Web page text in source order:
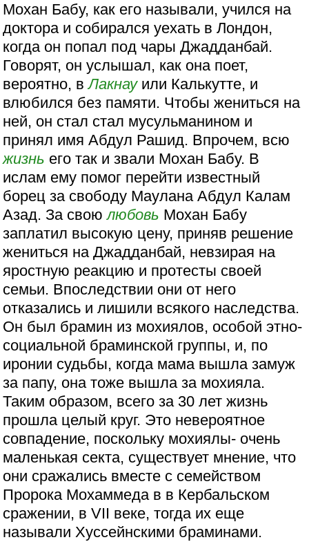
Мохан Бабу, как его называли, учился на
доктора и собирался уехать в Лондон,
когда он попал под чары Джадданбай.
Говорят, он услышал, как она поет,
вероятно, вЛакнауили Калькутте, и
влюбился без памяти. Чтобы жениться на
ней, он стал стал мусульманином и
принял имя Абдул Рашид. Впрочем, всю
жизнь его так и звали Мохан Бабу. В
ислам ему помог перейти известный
борец за свободу Маулана Абдул Калам
Азад. За своюлюбовь Мохан Бабу
заплатил высокую цену, приняв решение
жениться на Джадданбай, невзирая на
яростную реакцию и протесты своей
семьи. Впоследствии они от него
отказались и лишили всякого наследства.
Он был брамин из мохиялов, особой этно-
социальной браминской группы, и, по
иронии судьбы, когда мама вышла замуж
за папу, она тоже вышла за мохияла.
Таким образом, всего за 30 лет жизнь
прошла целый круг. Это невероятное
совпадение, поскольку мохиялы- очень
маленькая секта, существует мнение, что
они сражались вместе с семейством
Пророка Мохаммеда в в Кербальском
сражении, в VII веке, тогда их еще
называли Хуссейнскими браминами.